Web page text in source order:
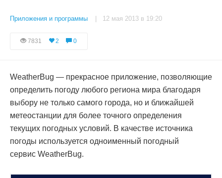
Приложения и программы | 12 мая 2013 в 19:20
7831 2 0
WeatherBug — прекрасное приложение, позволяющие
определить погоду любого региона мира благодаря
выбору не только самого города, но и ближайшей
метеостанции для более точного определения
текущих погодных условий. В качестве источника
погоды используется одноименный погодный
сервис WeatherBug.